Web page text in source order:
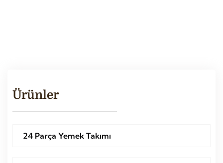
Ürünler
24 Parça Yemek Takımı